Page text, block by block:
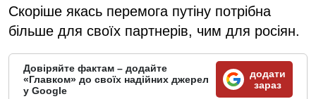
Скоріше якась перемога путіну потрібна
більше для своїх партнерів, чим для росіян.
Довіряйте фактам – додайте
«Главком» до своїх надійних джерел
у Google
додати
зараз